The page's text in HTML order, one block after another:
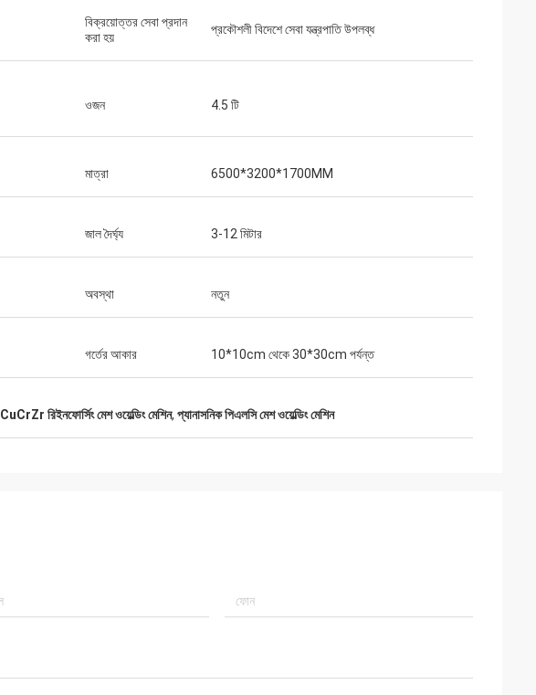
বিক্রয়োত্তর সেবা প্রদান
করা হয়
প্রকৌশলী বিদেশে সেবা যন্ত্রপাতি উপলব্ধ
ওজন 4.5 টি
মাত্রা 6500*3200*1700MM
জাল দৈর্ঘ্য 3-12 মিটার
অবস্থা নতুন
গর্তের আকার 10*10cm থেকে 30*30cm পর্যন্ত
CuCrZr রিইনফোর্সিং মেশ ওয়েল্ডিং মেশিন, প্যানাসনিক পিএলসি মেশ ওয়েল্ডিং মেশিন